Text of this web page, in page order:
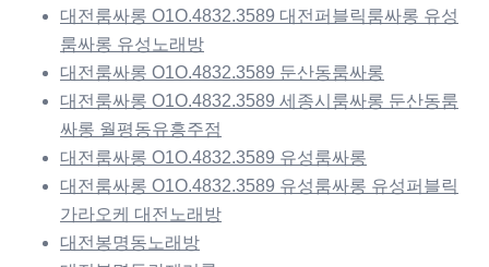
대전룸싸롱 O1O.4832.3589 대전퍼블릭룸싸롱 유성
룸싸롱 유성노래방
대전룸싸롱 O1O.4832.3589 둔산동룸싸롱
대전룸싸롱 O1O.4832.3589 세종시룸싸롱 둔산동룸
싸롱 월평동유흥주점
대전룸싸롱 O1O.4832.3589 유성룸싸롱
대전룸싸롱 O1O.4832.3589 유성룸싸롱 유성퍼블릭
가라오케 대전노래방
대전봉명동노래방